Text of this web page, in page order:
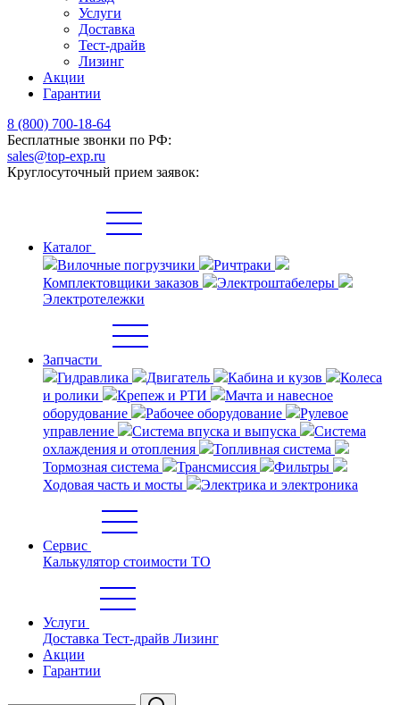
Услуги
Доставка
Тест-драйв
Лизинг
Акции
Гарантии
8 (800) 700-18-64
Бесплатные звонки по РФ:
sales@top-exp.ru
Круглосуточный прием заявок:
Каталог
Вилочные погрузчики
Ричтраки
Комплектовщики заказов
Электроштабелеры
Электротележки
Запчасти
Гидравлика
Двигатель Кабина и кузов
Колеса
и ролики
Крепеж и РТИ
Мачта и навесное
оборудование
Рабочее оборудование
Рулевое
управление
Система впуска и выпуска
Система
охлаждения и отопления
Топливная система
Тормозная система
Трансмиссия
Фильтры
Ходовая часть и мосты
Электрика и электроника
Сервис
Калькулятор стоимости ТО
Услуги
Доставка Тест-драйв Лизинг
Акции
Гарантии